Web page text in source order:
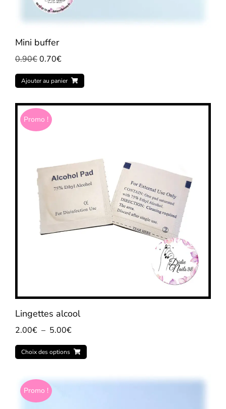
Mini buffer
0.90€0.70€
Ajouter au panier
Promo !
Lingettes alcool
2.00€ – 5.00€
Choix des options
Promo !